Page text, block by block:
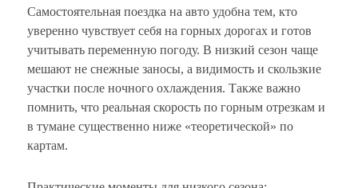
Самостоятельная поездка на авто удобна тем, кто
уверенно чувствует себя на горных дорогах и готов
учитывать переменную погоду. В низкий сезон чаще
мешают не снежные заносы, а видимость и скользкие
участки после ночного охлаждения. Также важно
помнить, что реальная скорость по горным отрезкам и
в тумане существенно ниже «теоретической» по
картам.